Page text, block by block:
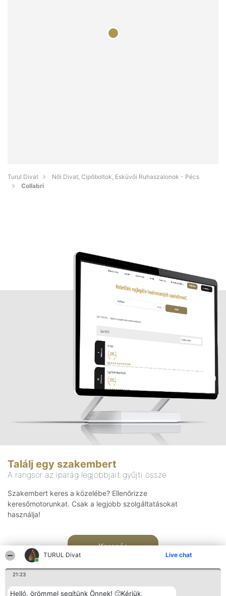
TURUL Divat Live chat
21:23
Helló, örömmel segítünk Önnek! 🙂Kérjük,
Turul Divat
Női Divat, Cipőboltok, Esküvői Ruhaszalonok - Pécs
Collabri
Találj egy szakembert
A rangsor az iparág legjobbjait gyűjti össze
Szakembert keres a közelébe? Ellenőrizze
keresőmotorunkat. Csak a legjobb szolgáltatásokat
használja!
Keresés